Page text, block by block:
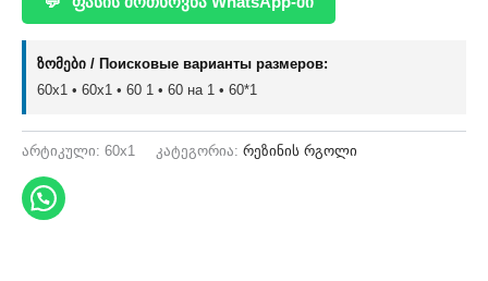
ზომები / Поисковые варианты размеров:
60x1 • 60х1 • 60 1 • 60 на 1 • 60*1
არტიკული: 60x1 კატეგორია: რეზინის რგოლი